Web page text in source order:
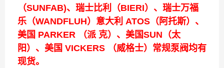
（SUNFAB)、瑞士比利（BIERI）、瑞士万福
乐（WANDFLUH）意大利 ATOS（阿托斯）、
美国 PARKER （派 克）、美国SUN（太
阳）、美国 VICKERS （威格士）常规泵阀均有
现货。